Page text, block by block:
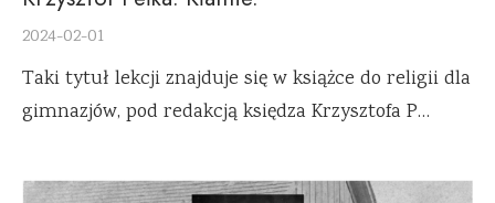
2024-02-01
Taki tytuł lekcji znajduje się w książce do religii dla
gimnazjów, pod redakcją księdza Krzysztofa P…